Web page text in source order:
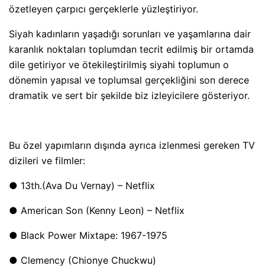
özetleyen çarpıcı gerçeklerle yüzleştiriyor.
Siyah kadınların yaşadığı sorunları ve yaşamlarına dair
karanlık noktaları toplumdan tecrit edilmiş bir ortamda
dile getiriyor ve ötekileştirilmiş siyahi toplumun o
dönemin yapısal ve toplumsal gerçekliğini son derece
dramatik ve sert bir şekilde biz izleyicilere gösteriyor.
Bu özel yapımların dışında ayrıca izlenmesi gereken TV
dizileri ve filmler:
● 13th.(Ava Du Vernay) – Netflix
● American Son (Kenny Leon) – Netflix
● Black Power Mixtape: 1967-1975
● Clemency (Chionye Chuckwu)